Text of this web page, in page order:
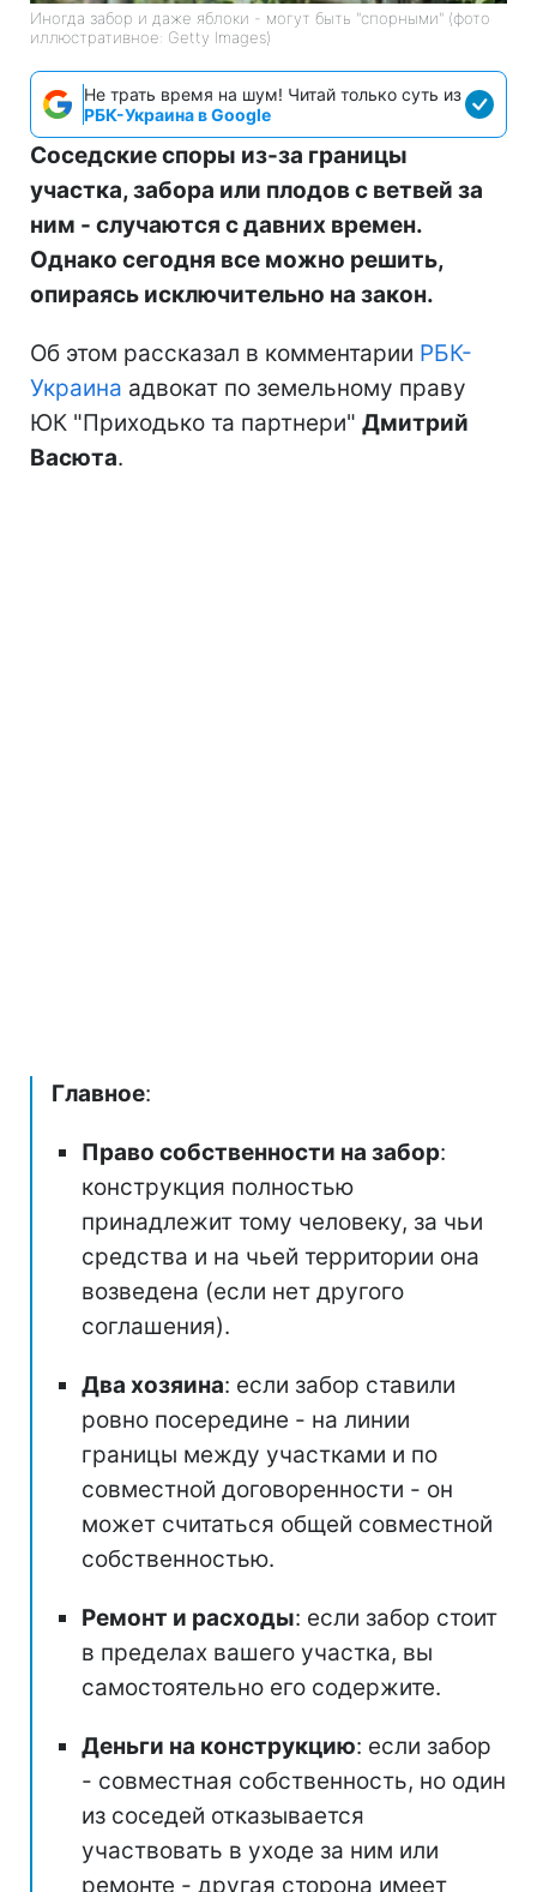
Иногда забор и даже яблоки - могут быть "спорными" (фото
иллюстративное: Getty Images)
Не трать время на шум! Читай только суть из
РБК-Украина в Google
Соседские споры из-за границы
участка, забора или плодов с ветвей за
ним - случаются с давних времен.
Однако сегодня все можно решить,
опираясь исключительно на закон.
Об этом рассказал в комментарии РБК-
Украина адвокат по земельному праву
ЮК "Приходько та партнери" Дмитрий
Васюта.
Главное:
Право собственности на забор:
конструкция полностью
принадлежит тому человеку, за чьи
средства и на чьей территории она
возведена (если нет другого
соглашения).
Два хозяина: если забор ставили
ровно посередине - на линии
границы между участками и по
совместной договоренности - он
может считаться общей совместной
собственностью.
Ремонт и расходы: если забор стоит
в пределах вашего участка, вы
самостоятельно его содержите.
Деньги на конструкцию: если забор
- совместная собственность, но один
из соседей отказывается
участвовать в уходе за ним или
ремонте - другая сторона имеет